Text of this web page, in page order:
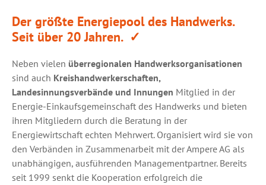
Der größte Energiepool des Handwerks.
Seit über 20 Jahren. ✓
Neben vielen überregionalen Handwerksorganisationen
sind auch Kreishandwerkerschaften,
Landesinnungsverbände und Innungen Mitglied in der
Energie-Einkaufsgemeinschaft des Handwerks und bieten
ihren Mitgliedern durch die Beratung in der
Energiewirtschaft echten Mehrwert. Organisiert wird sie von
den Verbänden in Zusammenarbeit mit der Ampere AG als
unabhängigen, ausführenden Managementpartner. Bereits
seit 1999 senkt die Kooperation erfolgreich die